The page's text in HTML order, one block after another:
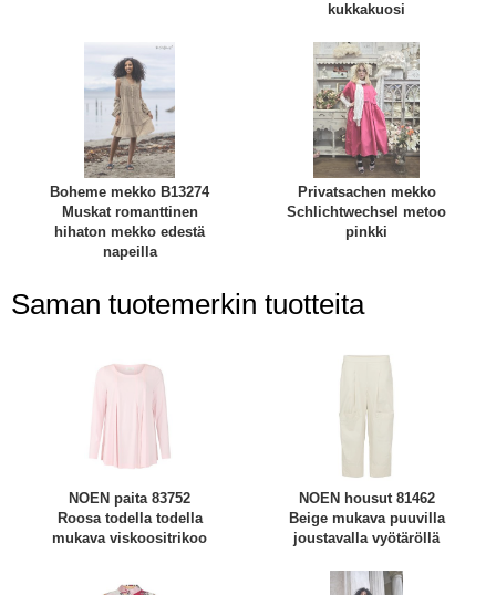
kukkakuosi
Boheme mekko B13274
Muskat romanttinen
hihaton mekko edestä
napeilla
Privatsachen mekko
Schlichtwechsel metoo
pinkki
Saman tuotemerkin tuotteita
NOEN paita 83752
Roosa todella todella
mukava viskoositrikoo
NOEN housut 81462
Beige mukava puuvilla
joustavalla vyötäröllä